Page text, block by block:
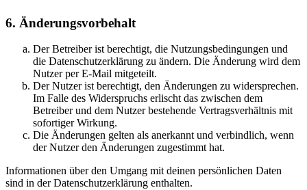
6. Änderungsvorbehalt
Der Betreiber ist berechtigt, die Nutzungsbedingungen und
die Datenschutzerklärung zu ändern. Die Änderung wird dem
Nutzer per E-Mail mitgeteilt.
Der Nutzer ist berechtigt, den Änderungen zu widersprechen.
Im Falle des Widerspruchs erlischt das zwischen dem
Betreiber und dem Nutzer bestehende Vertragsverhältnis mit
sofortiger Wirkung.
Die Änderungen gelten als anerkannt und verbindlich, wenn
der Nutzer den Änderungen zugestimmt hat.
Informationen über den Umgang mit deinen persönlichen Daten
sind in der Datenschutzerklärung enthalten.